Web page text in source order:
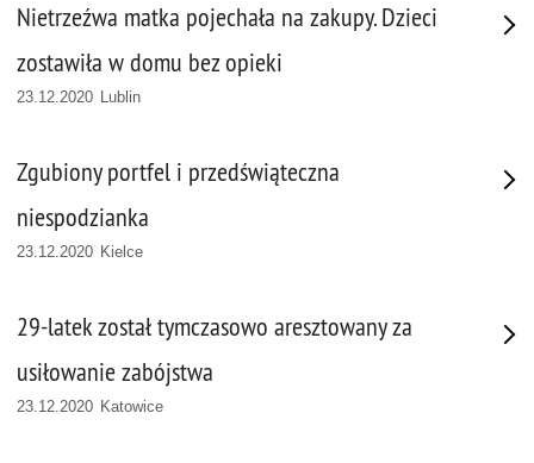
Nietrzeźwa matka pojechała na zakupy. Dzieci
zostawiła w domu bez opieki
23.12.2020 Lublin
Zgubiony portfel i przedświąteczna
niespodzianka
23.12.2020 Kielce
29-latek został tymczasowo aresztowany za
usiłowanie zabójstwa
23.12.2020 Katowice